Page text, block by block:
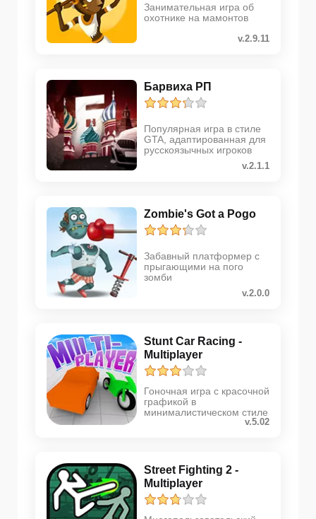
Занимательная игра об
охотнике на мамонтов
v.2.9.11
Барвиха РП
Популярная игра в стиле
GTA, адаптированная для
русскоязычных игроков
v.2.1.1
Zombie's Got a Pogo
Забавный платформер с
прыгающими на пого
зомби
v.2.0.0
Stunt Car Racing -
Multiplayer
Гоночная игра с красочной
графикой в
минималистическом стиле
v.5.02
Street Fighting 2 -
Multiplayer